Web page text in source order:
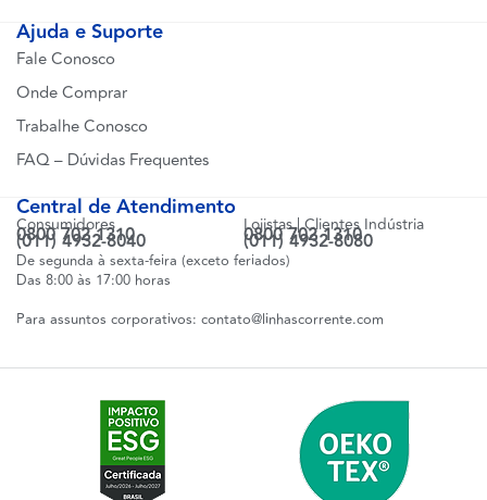
Ajuda e Suporte
Fale Conosco
Onde Comprar
Trabalhe Conosco
FAQ – Dúvidas Frequentes
Central de Atendimento
Consumidores
0800 702 1310
(011) 4932-8040
Lojistas | Clientes Indústria
0800 702 1310
(011) 4932-8080
De segunda à sexta-feira (exceto feriados)
Das 8:00 às 17:00 horas
Para assuntos corporativos: contato@linhascorrente.com